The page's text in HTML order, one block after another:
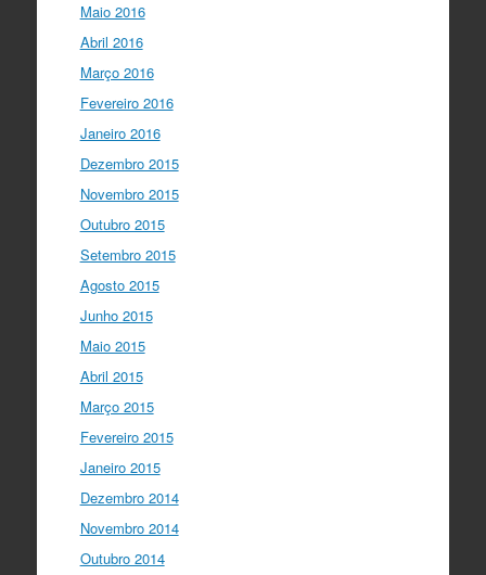
Maio 2016
Abril 2016
Março 2016
Fevereiro 2016
Janeiro 2016
Dezembro 2015
Novembro 2015
Outubro 2015
Setembro 2015
Agosto 2015
Junho 2015
Maio 2015
Abril 2015
Março 2015
Fevereiro 2015
Janeiro 2015
Dezembro 2014
Novembro 2014
Outubro 2014